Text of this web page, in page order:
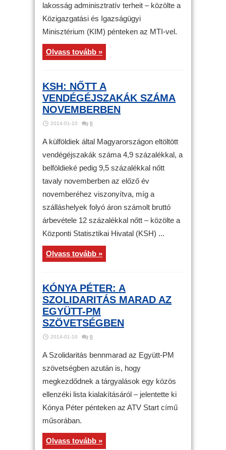
lakosság adminisztratív terheit – közölte a
Közigazgatási és Igazságügyi
Minisztérium (KIM) pénteken az MTI-vel.
Olvass tovább »
KSH: NŐTT A
VENDÉGÉJSZAKÁK SZÁMA
NOVEMBERBEN
2014-01-10 0
A külföldiek által Magyarországon eltöltött
vendégéjszakák száma 4,9 százalékkal, a
belföldieké pedig 9,5 százalékkal nőtt
tavaly novemberben az előző év
novemberéhez viszonyítva, míg a
szálláshelyek folyó áron számolt bruttó
árbevétele 12 százalékkal nőtt – közölte a
Központi Statisztikai Hivatal (KSH) ...
Olvass tovább »
KÓNYA PÉTER: A
SZOLIDARITÁS MARAD AZ
EGYÜTT-PM
SZÖVETSÉGBEN
2014-01-10 0
A Szolidaritás bennmarad az Együtt-PM
szövetségben azután is, hogy
megkezdődnek a tárgyalások egy közös
ellenzéki lista kialakításáról – jelentette ki
Kónya Péter pénteken az ATV Start című
műsorában.
Olvass tovább »